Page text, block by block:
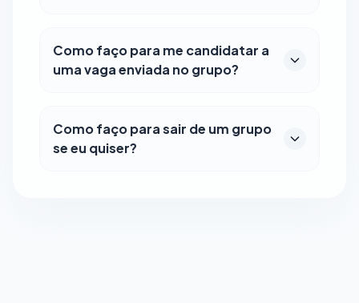
Como faço para me candidatar a
uma vaga enviada no grupo?
Como faço para sair de um grupo
se eu quiser?